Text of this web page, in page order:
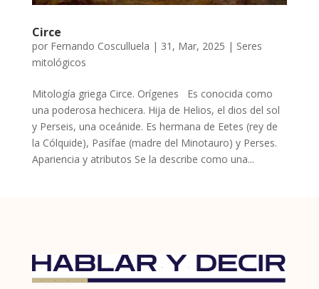
Circe
por Fernando Cosculluela | 31, Mar, 2025 | Seres
mitológicos
Mitología griega Circe. Orígenes Es conocida como
una poderosa hechicera. Hija de Helios, el dios del sol
y Perseis, una oceánide. Es hermana de Eetes (rey de
la Cólquide), Pasífae (madre del Minotauro) y Perses.
Apariencia y atributos Se la describe como una...